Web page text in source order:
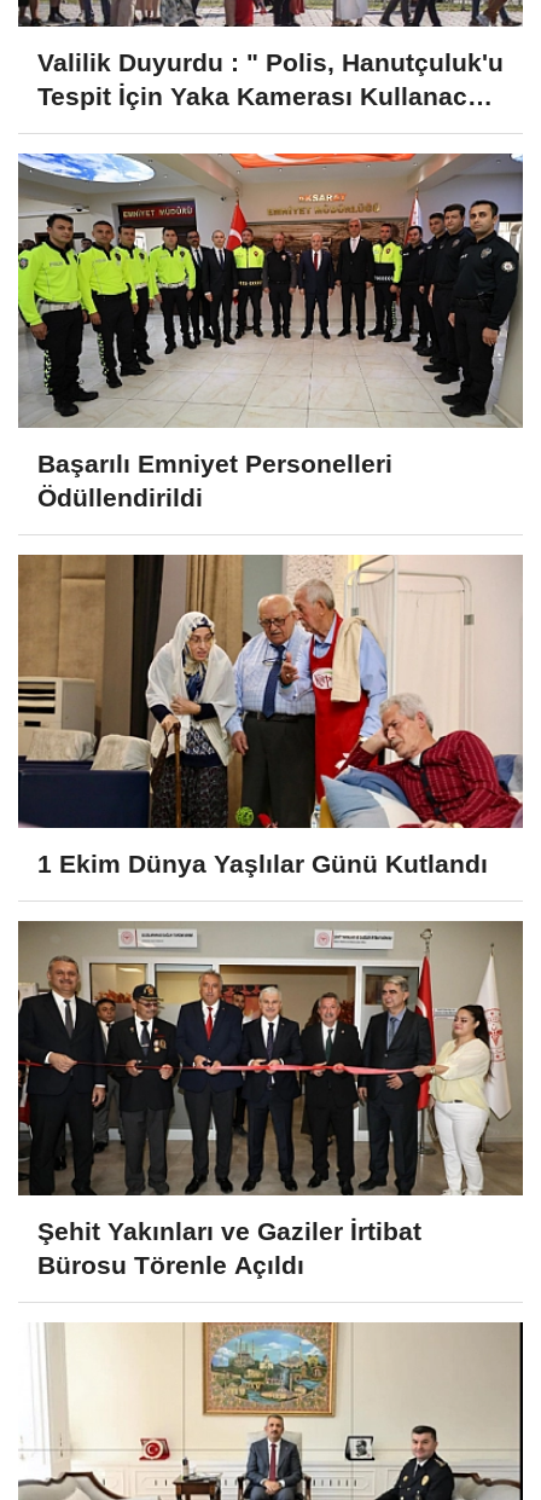
Valilik Duyurdu : " Polis, Hanutçuluk'u
Tespit İçin Yaka Kamerası Kullanacak
"
Başarılı Emniyet Personelleri
Ödüllendirildi
1 Ekim Dünya Yaşlılar Günü Kutlandı
Şehit Yakınları ve Gaziler İrtibat
Bürosu Törenle Açıldı